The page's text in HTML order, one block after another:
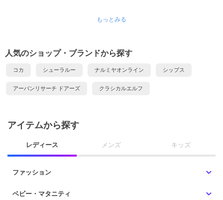
もっとみる
人気のショップ・ブランドから探す
コカ シューラルー ナルミヤオンライン シップス
アーバンリサーチ ドアーズ クラシカルエルフ
アイテムから探す
レディース メンズ キッズ
ファッション
ベビー・マタニティ